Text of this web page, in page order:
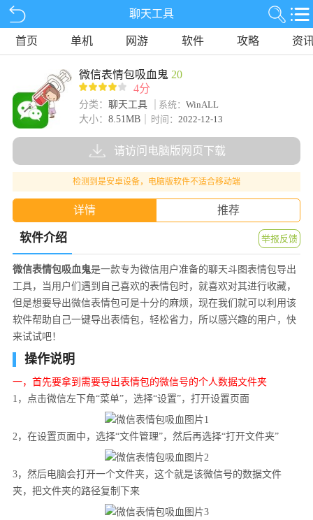
聊天工具
首页 单机 网游 软件 攻略 资
微信表情包吸血鬼 20
4分
分类： 聊天工具 系统： WinALL
大小： 8.51MB 时间： 2022-12-13
请访问电脑版网页下载
检测到是安卓设备，电脑版软件不适合移动端
详情 推荐
软件介绍 举报反馈
微信表情包吸血鬼是一款专为微信用户准备的聊天斗图表情包导出
工具，当用户们遇到自己喜欢的表情包时，就喜欢对其进行收藏，
但是想要导出微信表情包可是十分的麻烦，现在我们就可以利用该
软件帮助自己一键导出表情包，轻松省力，所以感兴趣的用户，快
来试试吧！
操作说明
一，首先要拿到需要导出表情包的微信号的个人数据文件夹
1，点击微信左下角“菜单”，选择“设置”，打开设置页面
2，在设置页面中，选择“文件管理”，然后再选择“打开文件夹”
3，然后电脑会打开一个文件夹，这个就是该微信号的数据文件
夹，把文件夹的路径复制下来